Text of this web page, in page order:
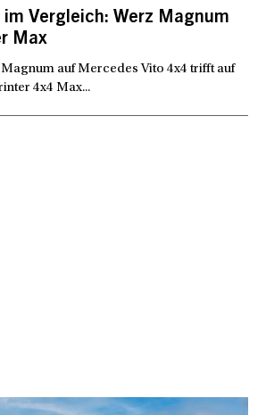
Vergleich: Werz Magnum
Max
auf ­Mercedes Vito 4x4 trifft auf
4x4 Max...